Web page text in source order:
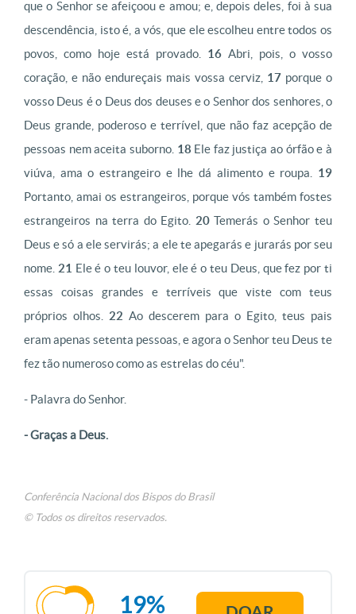
que o Senhor se afeiçoou e amou; e, depois deles, foi à sua
descendência, isto é, a vós, que ele escolheu entre todos os
povos, como hoje está provado. 16 Abri, pois, o vosso
coração, e não endureçais mais vossa cerviz, 17 porque o
vosso Deus é o Deus dos deuses e o Senhor dos senhores, o
Deus grande, poderoso e terrível, que não faz acepção de
pessoas nem aceita suborno. 18 Ele faz justiça ao órfão e à
viúva, ama o estrangeiro e lhe dá alimento e roupa. 19
Portanto, amai os estrangeiros, porque vós também fostes
estrangeiros na terra do Egito. 20Temerás o Senhor teu
Deus e só a ele servirás; a ele te apegarás e jurarás por seu
nome. 21 Ele é o teu louvor, ele é o teu Deus, que fez por ti
essas coisas grandes e terríveis que viste com teus
próprios olhos. 22 Ao descerem para o Egito, teus pais
eram apenas setenta pessoas, e agora o Senhor teu Deus te
fez tão numeroso como as estrelas do céu".
- Palavra do Senhor.
- Graças a Deus.
Conferência Nacional dos Bispos do Brasil
© Todos os direitos reservados.
19%